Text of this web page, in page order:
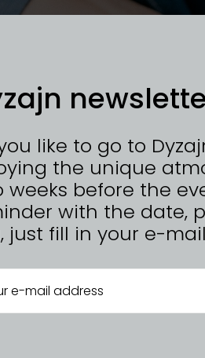
like to go to
the unique
weeks before the
with the date,
just fill in your e-